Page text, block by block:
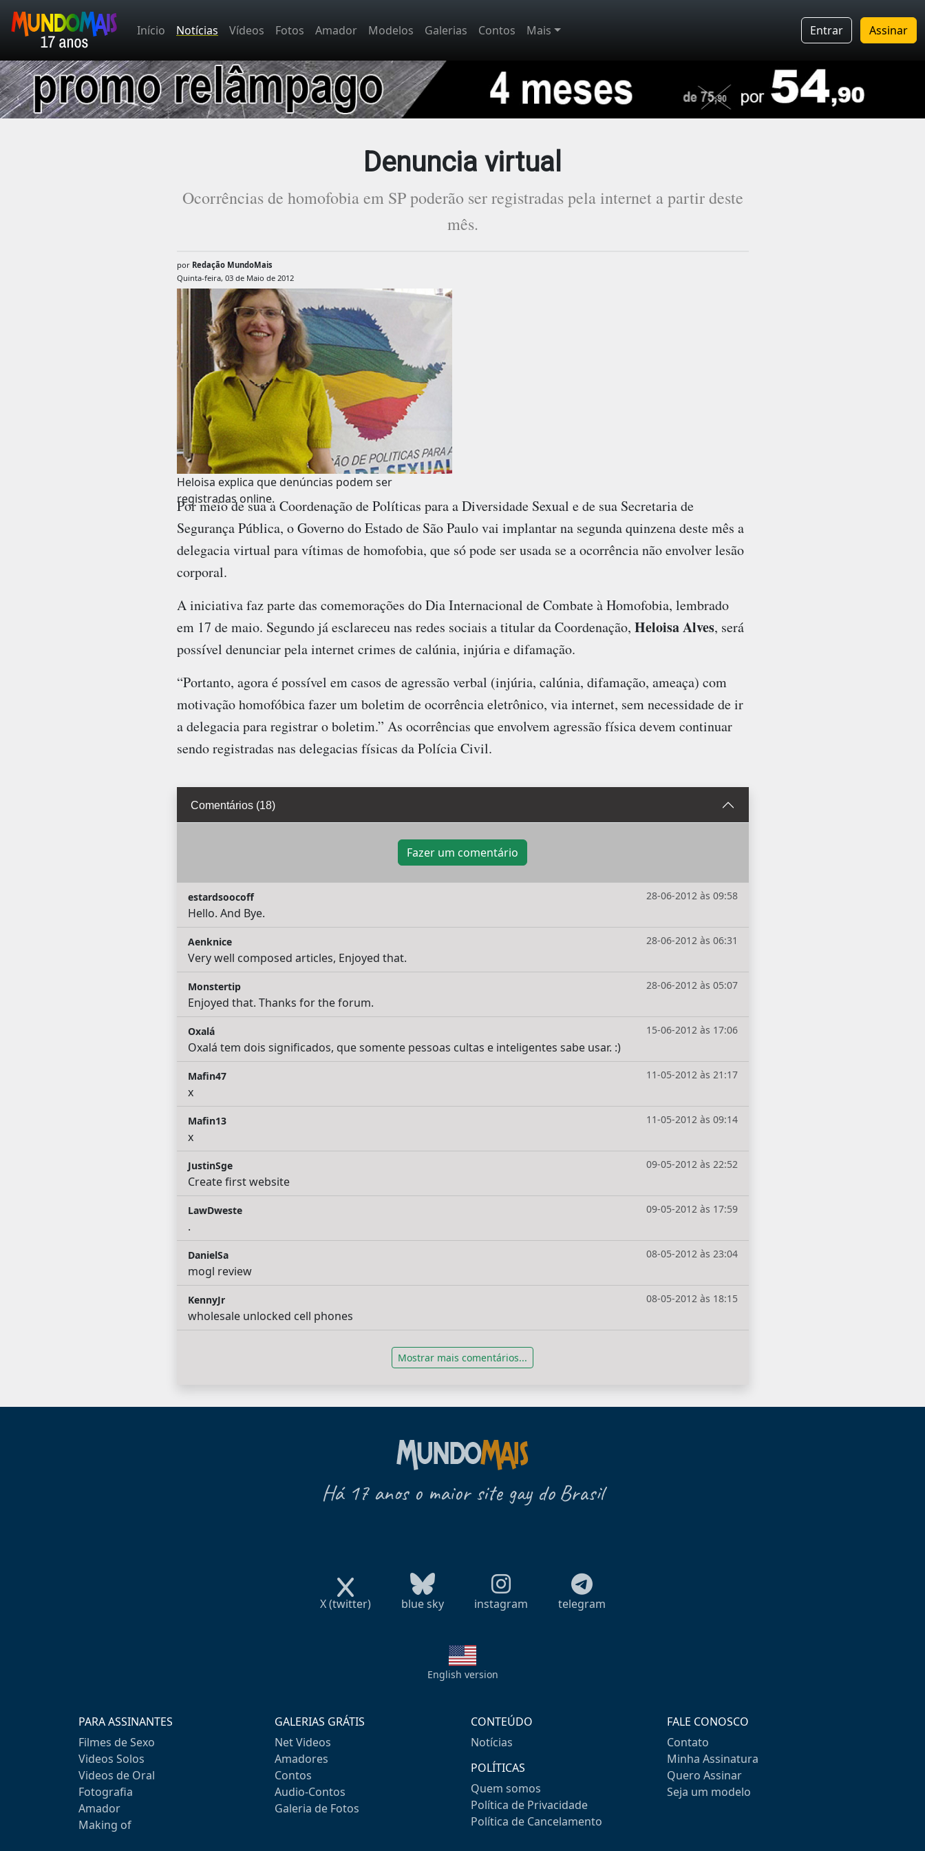
Início Notícias Vídeos Fotos Amador Modelos Galerias Contos Mais Entrar Assinar
Denuncia virtual
Ocorrências de homofobia em SP poderão ser registradas pela internet a partir deste
mês.
por Redação MundoMais
Quinta-feira, 03 de Maio de 2012
Heloisa explica que denúncias podem ser
registradas online.
Por meio de sua a Coordenação de Políticas para a Diversidade Sexual e de sua Secretaria de
Segurança Pública, o Governo do Estado de São Paulo vai implantar na segunda quinzena deste mês a
delegacia virtual para vítimas de homofobia, que só pode ser usada se a ocorrência não envolver lesão
corporal.
A iniciativa faz parte das comemorações do Dia Internacional de Combate à Homofobia, lembrado
em 17 de maio. Segundo já esclareceu nas redes sociais a titular da Coordenação, Heloisa Alves, será
possível denunciar pela internet crimes de calúnia, injúria e difamação.
“Portanto, agora é possível em casos de agressão verbal (injúria, calúnia, difamação, ameaça) com
motivação homofóbica fazer um boletim de ocorrência eletrônico, via internet, sem necessidade de ir
a delegacia para registrar o boletim.” As ocorrências que envolvem agressão física devem continuar
sendo registradas nas delegacias físicas da Polícia Civil.
Comentários (18)
Fazer um comentário
28-06-2012 às 09:58
estardsoocoff
Hello. And Bye.
28-06-2012 às 06:31
Aenknice
Very well composed articles, Enjoyed that.
28-06-2012 às 05:07
Monstertip
Enjoyed that. Thanks for the forum.
15-06-2012 às 17:06
Oxalá
Oxalá tem dois significados, que somente pessoas cultas e inteligentes sabe usar. :)
11-05-2012 às 21:17
Mafin47
x
11-05-2012 às 09:14
Mafin13
x
09-05-2012 às 22:52
JustinSge
Create first website
09-05-2012 às 17:59
LawDweste
.
08-05-2012 às 23:04
DanielSa
mogl review
08-05-2012 às 18:15
KennyJr
wholesale unlocked cell phones
Mostrar mais comentários...
Há 17 anos o maior site gay do Brasil
X (twitter) blue sky instagram telegram
English version
PARA ASSINANTES
Filmes de Sexo
Videos Solos
Videos de Oral
Fotografia
Amador
Making of
GALERIAS GRÁTIS
Net Videos
Amadores
Contos
Audio-Contos
Galeria de Fotos
CONTEÚDO
Notícias
POLÍTICAS
Quem somos
Política de Privacidade
Política de Cancelamento
FALE CONOSCO
Contato
Minha Assinatura
Quero Assinar
Seja um modelo